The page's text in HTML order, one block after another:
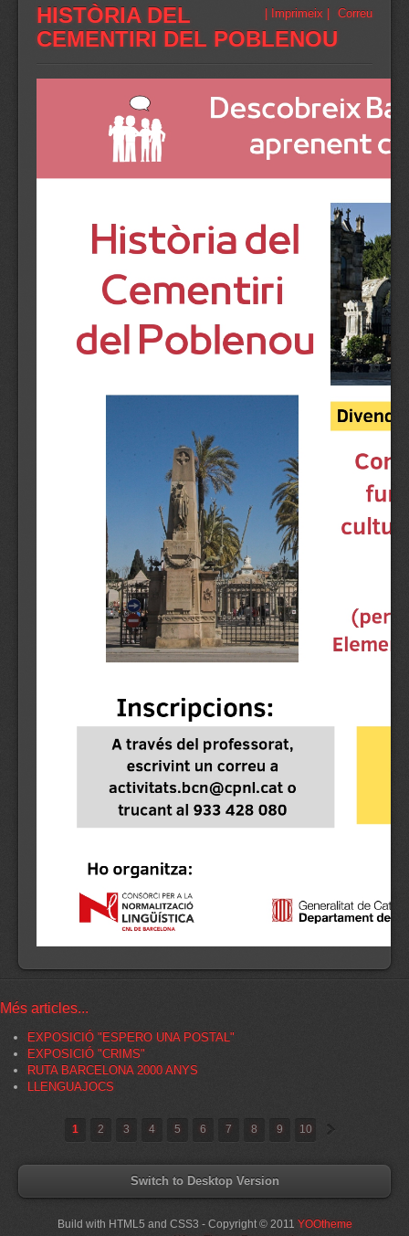
Correu
| Imprimeix |
HISTÒRIA DEL
CEMENTIRI DEL POBLENOU
Més articles...
EXPOSICIÓ "ESPERO UNA POSTAL"
EXPOSICIÓ "CRIMS"
RUTA BARCELONA 2000 ANYS
LLENGUAJOCS
1 2 3 4 5 6 7 8 9 10
Switch to Desktop Version
Build with HTML5 and CSS3 - Copyright © 2011 YOOtheme